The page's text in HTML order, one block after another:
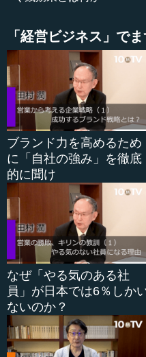
繰り返し観察されるという
これを説明したのが、リ
会計」という理論になりま
多くの人は1カ月の生活費
費、娯楽費などいろいろな
れぞれの口座の中で必要な
るというものです。これを
ットのケースに当てはめて
そうすると、状況Aの場合
て、それを落としてしまっ
今月、そのミュージカルの
使ったという判断になります
一方、状況Bの場合は、1
ベルは何も付いていなかっ
交通費や食費に使われる...
「経営ビジネス」で
ブランド力を高めるため
に「自社の強み」を徹底
的に聞け
なぜ「やる気のある社
員」が日本では6％しか
ないのか？